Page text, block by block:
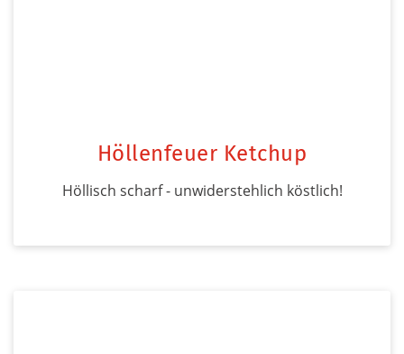
Höllenfeuer Ketchup
Höllisch scharf - unwiderstehlich köstlich!